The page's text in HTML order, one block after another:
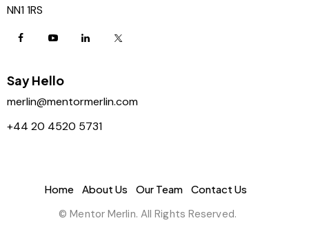
NN1 1RS
Say Hello
merlin@mentormerlin.com
+44 20 4520 5731
Home About Us Our Team Contact Us
© Mentor Merlin. All Rights Reserved.